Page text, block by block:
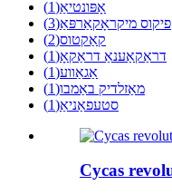
אָפּונטיאַ(1)
פיקוס מיקראָקאַרפּאַ(3)
קאַקטוס(2)
דראַקאַענאַ דראַקאָ(1)
אַגאַווע(1)
מאַזלדיק באַמבו(1)
סטעפאַניאַ(1)